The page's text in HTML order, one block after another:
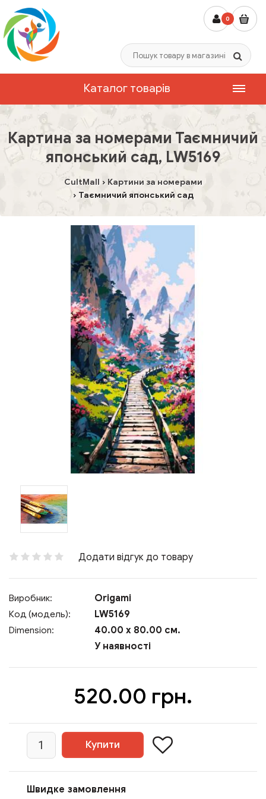
0
Каталог товарів
Картина за номерами Таємничий
японський сад, LW5169
CultMall
Картини за номерами
Таємничий японський сад
Додати відгук до товару
Виробник: Origami
Код (модель): LW5169
Dimension:
40.00 x 80.00 см.
У наявності
520.00 грн.
Швидке замовлення